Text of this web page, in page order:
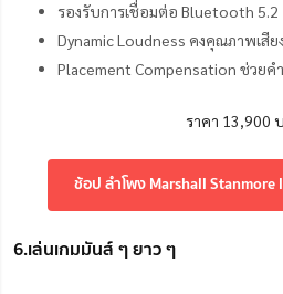
รองรับการเชื่อมต่อ Bluetooth 5.2
Dynamic Loudness คงคุณภาพเสีย
Placement Compensation ช่วยค
ราคา 13,900
ช้อป ลำโพง Marshall
6.เล่นเกมมันส์ ๆ ยาว ๆ